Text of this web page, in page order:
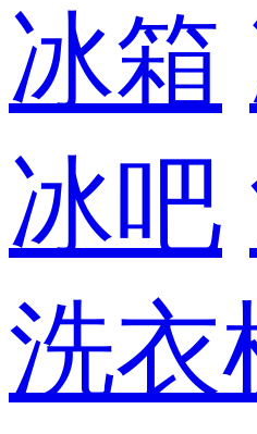
冰箱
冰吧
洗衣